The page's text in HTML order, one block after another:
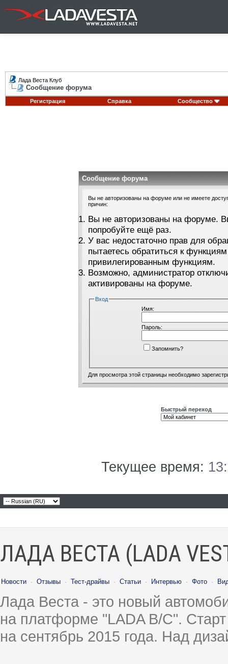
Лада Веста Клуб
Сообщение форума
Регистрация Справка Сообщество
Сообщение форума
Вы не авторизованы на форуме или не имеете
причин:
Вы не авторизованы на форуме.
попробуйте ещё раз.
У вас недостаточно прав для
пытаетесь обратиться к
привилегированным функциям.
Возможно, администратор
активированы на форуме.
Вход
Имя:
Пароль:
Запомнить?
Для просмотра этой страницы необходимо
Быстрый переход
Текущее время:
ЛАДА ВЕСТА (LADA
Новости · Отзывы · Тест-драйвы · Статьи · Интервью · Фото ·
Лада Веста - это новый
на платформе "LADA B/C".
на сентябрь 2015 года. Над